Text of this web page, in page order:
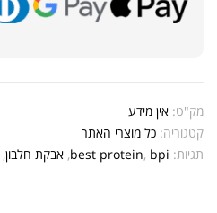
מק"ט: אין מידע
קטגוריה: כל מוצרי האתר
תגיות:
best protein, bpi
, אבקת חלבון,